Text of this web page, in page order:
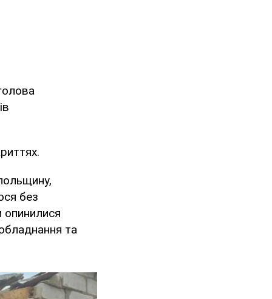
без
опинилися
та